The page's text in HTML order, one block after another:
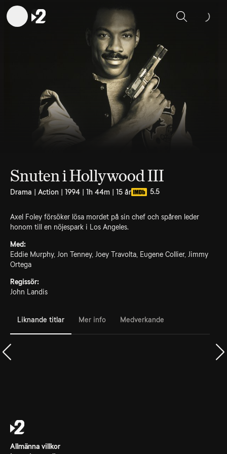
Sök
Snuten i Hollywood III
Drama | Action | 1994 | 1h 44m | 15 år 5.5
Axel Foley försöker lösa mordet på sin chef och spåren leder
honom till en nöjespark i Los Angeles.
Med:
Eddie Murphy, Jon Tenney, Joey Travolta, Eugene Collier, Jimmy
Ortega
Regissör:
John Landis
Liknande titlar Mer info Medverkande
Allmänna villkor